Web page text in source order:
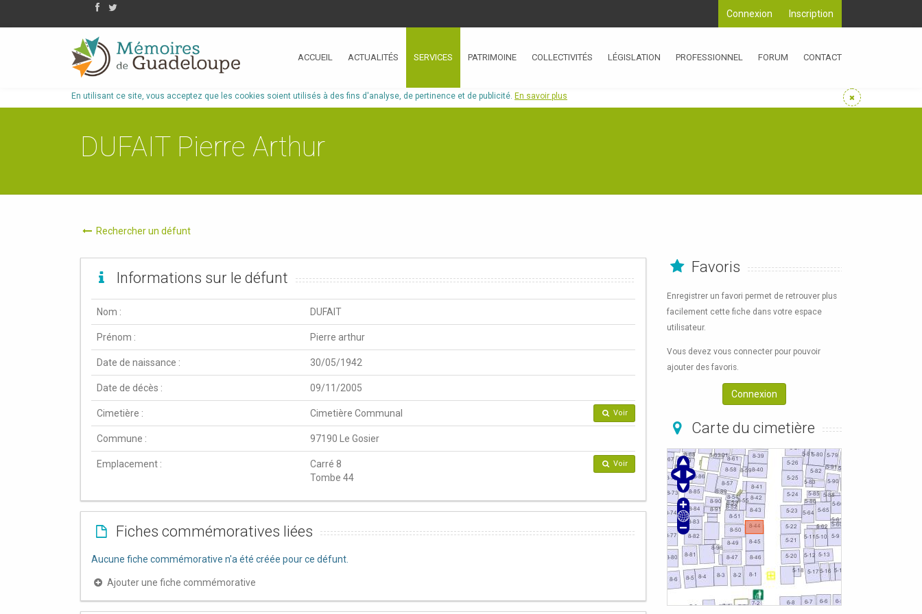
Inscription
Connexion
ACCUEIL ACTUALITÉS SERVICES PATRIMOINE COLLECTIVITÉS LÉGISLATION PROFESSIONNEL FORUM CONTACT
En utilisant ce site, vous acceptez que les cookies soient utilisés à des fins d'analyse, de pertinence et de publicité. En savoir plus
DUFAIT Pierre Arthur
Rechercher un défunt
Informations sur le défunt
Nom : DUFAIT
Prénom : Pierre arthur
Date de naissance : 30/05/1942
Date de décès : 09/11/2005
Cimetière : Cimetière Communal Voir
Commune : 97190 Le Gosier
Emplacement :
Carré 8
Tombe 44
Voir
Fiches commémoratives liées
Aucune fiche commémorative n'a été créée pour ce défunt.
Ajouter une fiche commémorative
Favoris
Enregistrer un favori permet de retrouver plus
facilement cette fiche dans votre espace
utilisateur.
Vous devez vous connecter pour pouvoir
ajouter des favoris.
Connexion
Carte du cimetière